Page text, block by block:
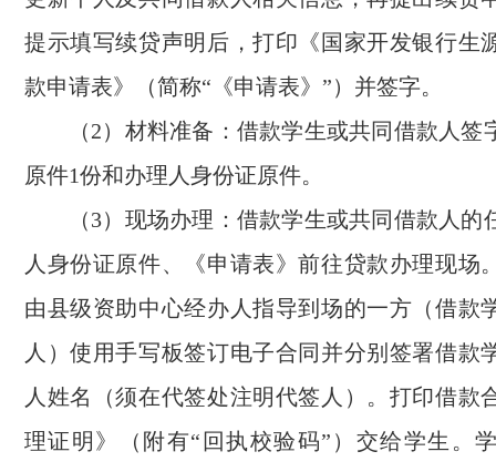
提示填写续贷声明后，打印《国家开发银行生
款申请表》（简称“《申请表》”）并签字。
（2）材料准备：借款学生或共同借款人签
原件1份和办理人身份证原件。
（3）现场办理：借款学生或共同借款人的
人身份证原件、《申请表》前往贷款办理现场
由县级资助中心经办人指导到场的一方（借款
人）使用手写板签订电子合同并分别签署借款
人姓名（须在代签处注明代签人）。打印借款
理证明》（附有“回执校验码”）交给学生。